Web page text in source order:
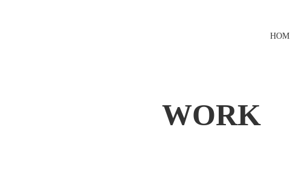
WORK